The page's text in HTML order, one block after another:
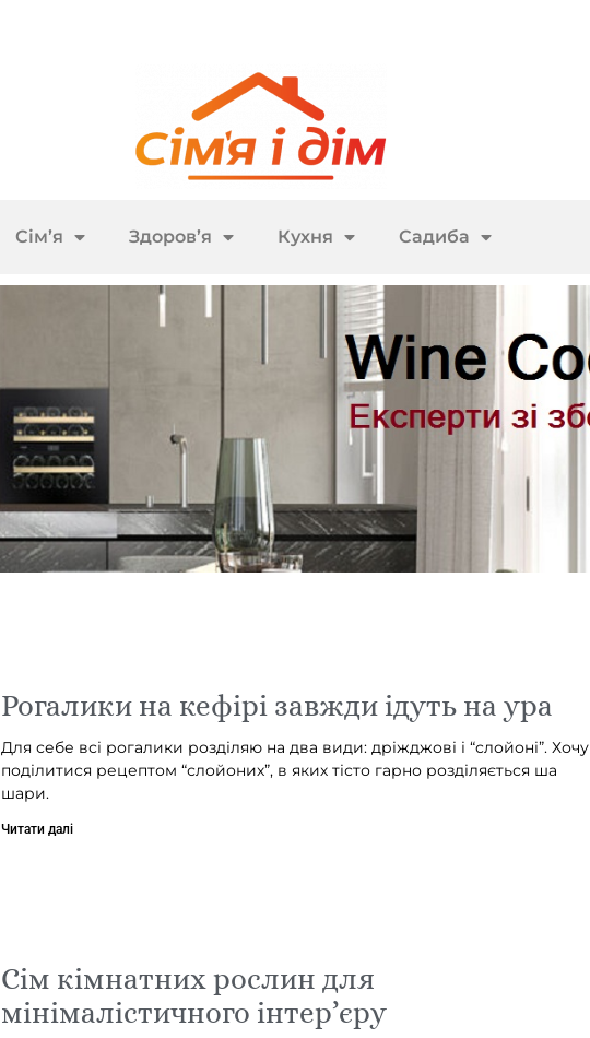
Сім’я Здоров’я Кухня Садиба
Рогалики на кефірі завжди ідуть на ура
Для себе всі рогалики розділяю на два види: дріжджові і “слойоні”. Хочу
поділитися рецептом “слойоних”, в яких тісто гарно розділяється ша
шари.
Читати далі
Сім кімнатних рослин для
мінімалістичного інтер’єру